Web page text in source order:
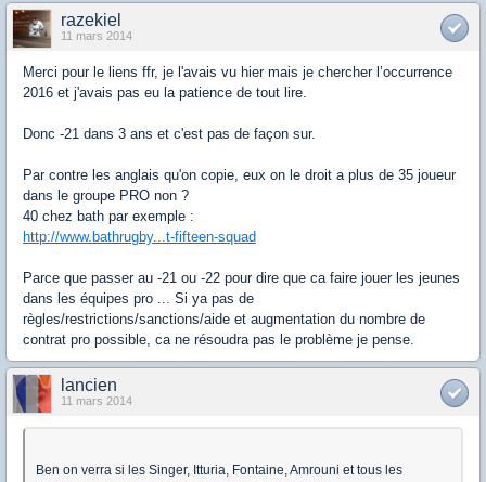
razekiel
11 mars 2014
Merci pour le liens ffr, je l'avais vu hier mais je chercher l’occurrence
2016 et j'avais pas eu la patience de tout lire.
Donc -21 dans 3 ans et c'est pas de façon sur.
Par contre les anglais qu'on copie, eux on le droit a plus de 35 joueur
dans le groupe PRO non ?
40 chez bath par exemple :
http://www.bathrugby...t-fifteen-squad
Parce que passer au -21 ou -22 pour dire que ca faire jouer les jeunes
dans les équipes pro ... Si ya pas de
règles/restrictions/sanctions/aide et augmentation du nombre de
contrat pro possible, ca ne résoudra pas le problème je pense.
lancien
11 mars 2014
Ben on verra si les Singer, Itturia, Fontaine, Amrouni et tous les